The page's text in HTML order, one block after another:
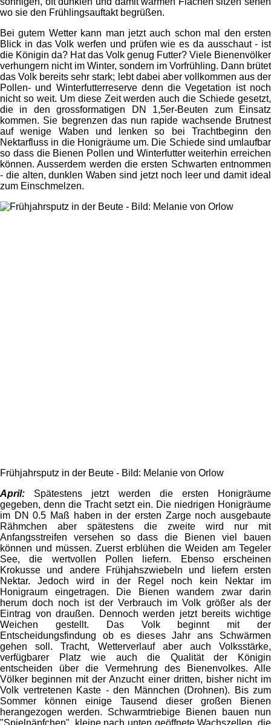
wo sie den Frühlingsauftakt begrüßen.
Bei gutem Wetter kann man jetzt auch schon mal den ersten
Blick in das Volk werfen und prüfen wie es da ausschaut - ist
die Königin da? Hat das Volk genug Futter? Viele Bienenvölker
verhungern nicht im Winter, sondern im Vorfrühling. Dann brütet
das Volk bereits sehr stark; lebt dabei aber vollkommen aus der
Pollen- und Winterfutterreserve denn die Vegetation ist noch
nicht so weit. Um diese Zeit werden auch die Schiede gesetzt,
die in den grossformatigen DN 1,5er-Beuten zum Einsatz
kommen. Sie begrenzen das nun rapide wachsende Brutnest
auf wenige Waben und lenken so bei Trachtbeginn den
Nektarfluss in die Honigräume um. Die Schiede sind umlaufbar
so dass die Bienen Pollen und Winterfutter weiterhin erreichen
können. Ausserdem werden die ersten Schwarten entnommen
- die alten, dunklen Waben sind jetzt noch leer und damit ideal
zum Einschmelzen.
Frühjahrsputz in der Beute - Bild: Melanie von Orlow
April: Spätestens jetzt werden die ersten Honigräume
gegeben, denn die Tracht setzt ein. Die niedrigen Honigräume
im DN 0.5 Maß haben in der ersten Zarge noch ausgebaute
Rähmchen aber spätestens die zweite wird nur mit
Anfangsstreifen versehen so dass die Bienen viel bauen
können und müssen. Zuerst erblühen die Weiden am Tegeler
See, die wertvollen Pollen liefern. Ebenso erscheinen
Krokusse und andere Frühjahszwiebeln und liefern ersten
Nektar. Jedoch wird in der Regel noch kein Nektar im
Honigraum eingetragen. Die Bienen wandern zwar darin
herum doch noch ist der Verbrauch im Volk größer als der
Eintrag von draußen. Dennoch werden jetzt bereits wichtige
Weichen gestellt. Das Volk beginnt mit der
Entscheidungsfindung ob es dieses Jahr ans Schwärmen
gehen soll. Tracht, Wetterverlauf aber auch Volksstärke,
verfügbarer Platz wie auch die Qualität der Königin
entscheiden über die Vermehrung des Bienenvolkes. Alle
Völker beginnen mit der Anzucht einer dritten, bisher nicht im
Volk vertretenen Kaste - den Männchen (Drohnen). Bis zum
Sommer können einige Tausend dieser großen Bienen
herangezogen werden. Schwarmtriebige Bienen bauen nun
"Spielnäpfchen", kleine nach unten geöffnete Wachszellen, die